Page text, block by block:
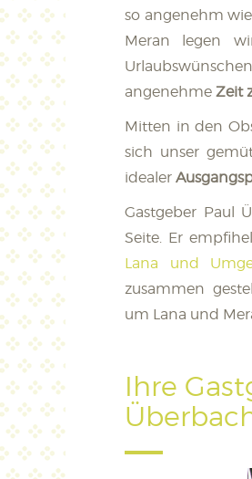
so angenehm
Meran legen
angenehme Zeit
Mitten in den
sich unser
idealer
Gastgeber Paul
Seite. Er
Lana und
zusammen
um Lana und
Ihre